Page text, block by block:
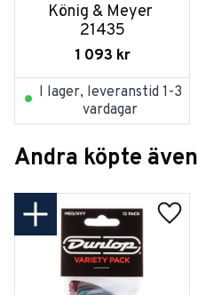
König & Meyer
21435
1 093 kr
I lager, leveranstid 1-3
vardagar
Andra köpte även